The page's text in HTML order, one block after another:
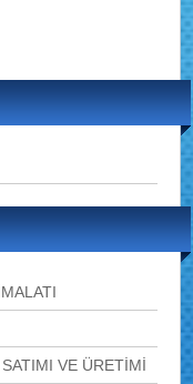
VE ÜRETİMİ